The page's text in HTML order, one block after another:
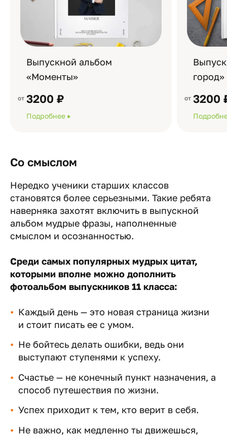
Выпускной альбом
«Моменты»
3200 ₽
Подробнее
город»
3200
Со смыслом
Нередко ученики старших классов
становятся более серьезными. Такие ребята
наверняка захотят включить в выпускной
альбом мудрые фразы, наполненные
смыслом и осознанностью.
Среди самых популярных мудрых цитат,
которыми вполне можно дополнить
фотоальбом выпускников 11 класса:
Каждый день — это новая страница жизни
и стоит писать ее с умом.
Не бойтесь делать ошибки, ведь они
выступают ступенями к успеху.
Счастье — не конечный пункт назначения, а
способ путешествия по жизни.
Успех приходит к тем, кто верит в себя.
Не важно, как медленно ты движешься,